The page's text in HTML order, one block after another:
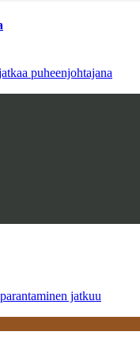
puheenjohtajana
jatkuu